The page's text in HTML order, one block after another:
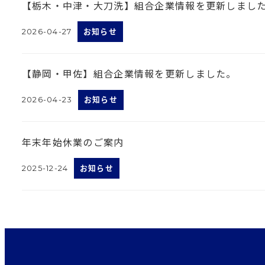
【栃木・中津・大刀洗】組合企業情報を更新しまし
2026-04-27 お知らせ
【静岡・甲佐】組合企業情報を更新しました。
2026-04-23 お知らせ
年末年始休業のご案内
2025-12-24 お知らせ